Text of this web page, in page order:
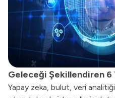
Geleceği Şekillendiren 6
İşletmeler Nasıl
Yapay zeka, bulut, veri